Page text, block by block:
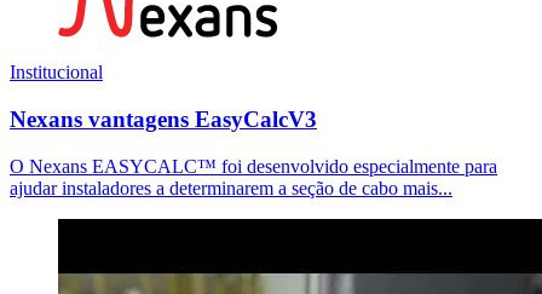
Institucional
Nexans vantagens EasyCalcV3
O Nexans EASYCALC™ foi desenvolvido especialmente para
ajudar instaladores a determinarem a seção de cabo mais...